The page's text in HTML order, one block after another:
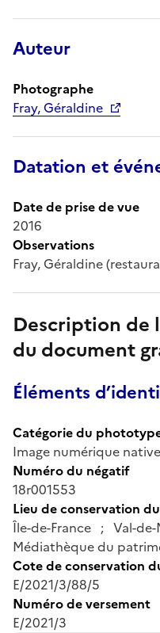
Auteur
Photographe
Fray, Géraldine
Datation et
Date de prise de vue
2016
Observations
Fray, Géraldine
Description de
du document
Éléments
Catégorie du
Image numérique native
Numéro du négatif
18r001553
Lieu de conservation
Île-de-France ; Val-
Médiathèque du
Cote de conservation
E/2021/3/88/5
Numéro de versement
E/2021/3